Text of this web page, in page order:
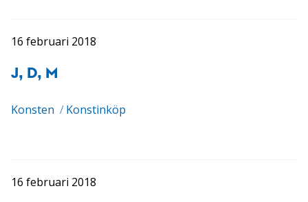
16 februari 2018
J, D, M
Konsten / Konstinköp
16 februari 2018